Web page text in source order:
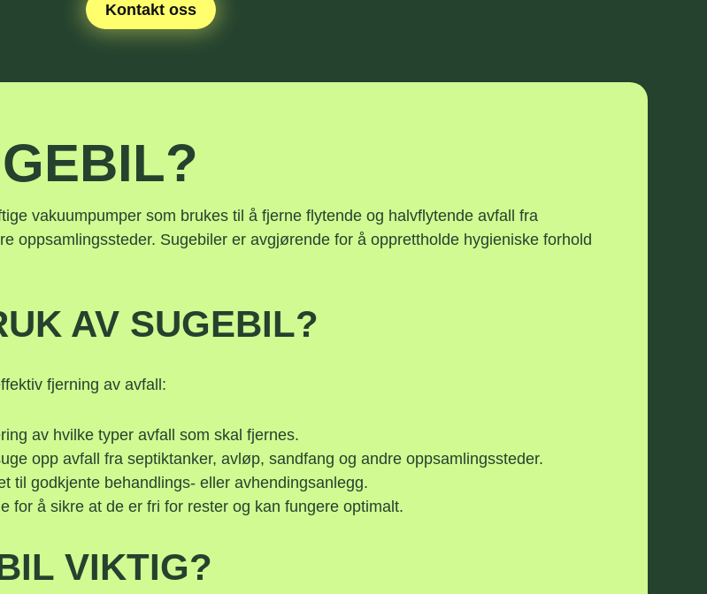
Kontakt oss
vakuumpumper som brukes til å fjerne flytende og halvflytende avfall fra
oppsamlingssteder. Sugebiler er avgjørende for å opprettholde hygieniske forhold
AV SUGEBIL?
fjerning av avfall:
av hvilke typer avfall som skal fjernes.
opp avfall fra septiktanker, avløp, sandfang og andre oppsamlingssteder.
til godkjente behandlings- eller avhendingsanlegg.
for å sikre at de er fri for rester og kan fungere optimalt.
VIKTIG?